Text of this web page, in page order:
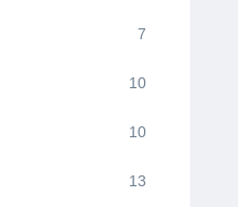
7
10
10
13